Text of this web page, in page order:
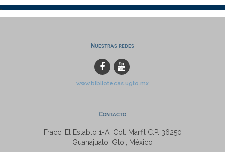
Nuestras redes
www.bibliotecas.ugto.mx
Contacto
Fracc. El Establo 1-A, Col. Marfil C.P. 36250
Guanajuato, Gto., México